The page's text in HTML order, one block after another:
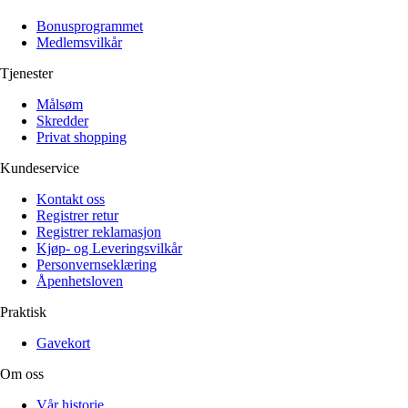
Klær
Reise
Informasjon
Tilbehør
Lukk
Alle artikler
Klær
Reise
Informasjon
Tilbehør
Målsøm
Lukk
Bonusprogrammet
Medlemsvilkår
Tjenester
Målsøm
Skredder
Privat shopping
Kundeservice
Kontakt oss
Registrer retur
Registrer reklamasjon
Kjøp- og Leveringsvilkår
Personvernseklæring
Åpenhetsloven
Praktisk
Gavekort
Om oss
Vår historie